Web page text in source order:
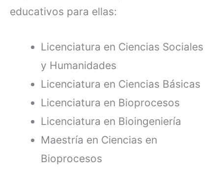
educativos para ellas:
Licenciatura en Ciencias Sociales
y Humanidades
Licenciatura en Ciencias Básicas
Licenciatura en Bioprocesos
Licenciatura en Bioingeniería
Maestría en Ciencias en
Bioprocesos